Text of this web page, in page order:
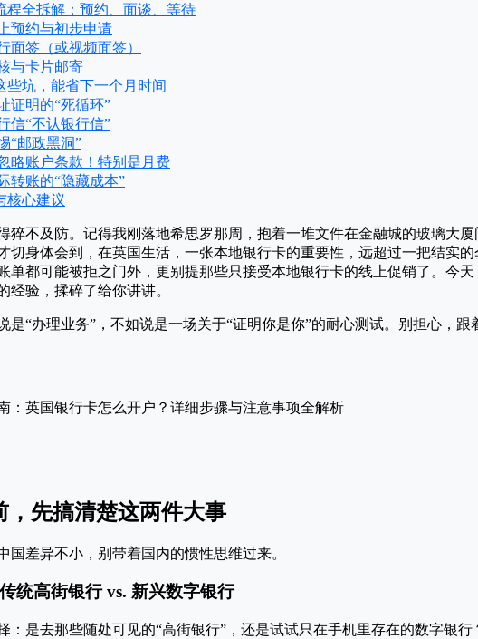
程全拆解：预约、面谈、等待
预约与初步申请
面签（或视频面签）
与卡片邮寄
些坑，能省下一个月时间
证明的“死循环”
信“不认银行信”
“邮政黑洞”
略账户条款！特别是月费
转账的“隐藏成本”
核心建议
猝不及防。记得我刚落地希思罗那周，抱着一堆文件在金融城的玻璃大
切身体会到，在英国生活，一张本地银行卡的重要性，远超过一把结实
单都可能被拒之门外，更别提那些只接受本地银行卡的线上促销了。今
经验，揉碎了给你讲讲。
是“办理业务”，不如说是一场关于“证明你是你”的耐心测试。别担心，跟
，先搞清楚这两件大事
国差异不小，别带着国内的惯性思维过来。
统高街银行 vs. 新兴数字银行
：是去那些随处可见的“高街银行”，还是试试只在手机里存在的数字银行